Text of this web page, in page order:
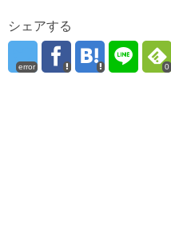
シェアする
error 0